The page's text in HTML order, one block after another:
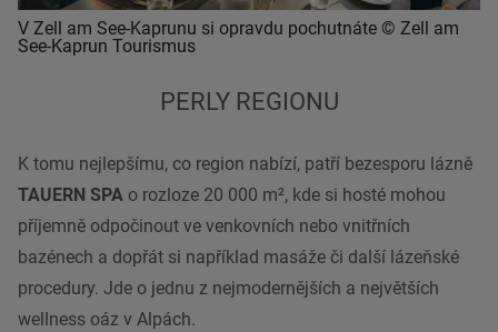
V Zell am See-Kaprunu si opravdu pochutnáte © Zell am
See-Kaprun Tourismus
PERLY REGIONU
K tomu nejlepšímu, co region nabízí, patří bezesporu lázně
TAUERN SPA o rozloze 20 000 m², kde si hosté mohou
příjemně odpočinout ve venkovních nebo vnitřních
bazénech a dopřát si například masáže či další lázeňské
procedury. Jde o jednu z nejmodernějších a největších
wellness oáz v Alpách.